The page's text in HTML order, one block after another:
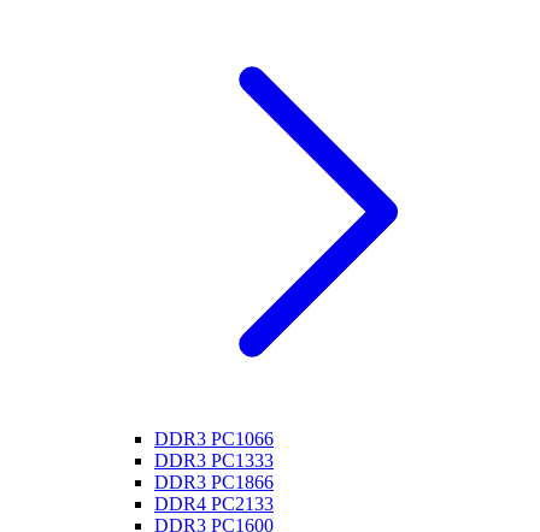
DDR3 PC1066
DDR3 PC1333
DDR3 PC1866
DDR4 PC2133
DDR3 PC1600